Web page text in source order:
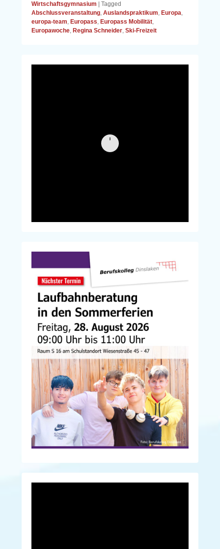
Wirtschaftsgymnasium
Tagged
Abschlussveranstaltung, Auslandspraktikum, Europa,
europa-team, Europass, Europass Mobilität,
Europawoche, Regina Schneider, Ski-Freizeit